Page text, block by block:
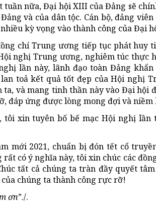
tuần nữa, Đại hội XIII của Đảng sẽ
và của dân tộc. Cán bộ, đảng
kỳ vọng vào thành công của Đại
chí Trung ương tiếp tục phát huy
nghị Trung ương, nghiêm túc thực
lần này, lãnh đạo toàn Đảng
toả kết quả tốt đẹp của Hội nghị
ta, và mang tinh thần này vào Đại
đáp ứng được lòng mong đợi và
tôi xin tuyên bố bế mạc Hội nghị lần
mới 2021, chuẩn bị đón tết cổ
có ý nghĩa này, tôi xin chúc các
tất cả chúng ta tràn đầy quyết
chúng ta thành công rực rỡ!
ơn”./.